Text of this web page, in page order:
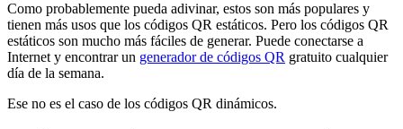
Como probablemente pueda adivinar, estos son más populares y
tienen más usos que los códigos QR estáticos. Pero los códigos QR
estáticos son mucho más fáciles de generar. Puede conectarse a
Internet y encontrar un generador de códigos QR gratuito cualquier
día de la semana.
Ese no es el caso de los códigos QR dinámicos.